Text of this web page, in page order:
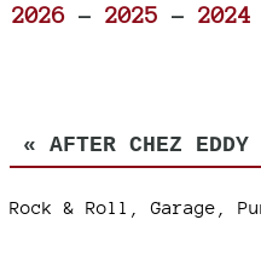
2026- 2025 - 2024
« AFTER CHEZ EDDY
Rock & Roll, Garage,